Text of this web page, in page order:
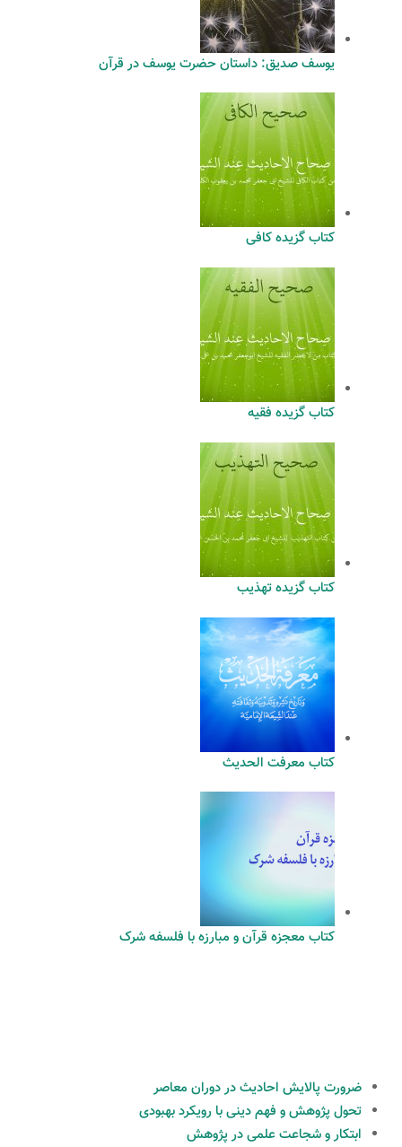
یوسف صدیق: داستان حضرت یوسف در قرآن
کتاب گزیده کافی
کتاب گزیده فقیه
کتاب گزیده تهذیب
کتاب معرفت الحدیث
کتاب معجزه قرآن و مبارزه با فلسفه شرک
ضرورت پالایش احادیث در دوران معاصر
تحول پژوهش و فهم دینی با رویکرد بهبودی
ابتکار و شجاعت علمی در پژوهش